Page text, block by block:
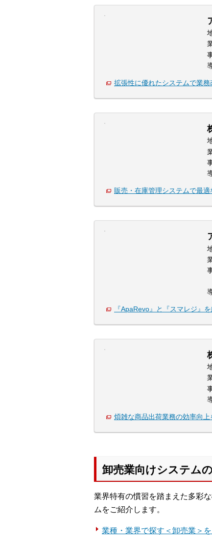
拡張性に優れたシステムで業務
販売・在庫管理システムで最
『ApaRevo』と『スマレジ』
煩雑な商品出荷業務の効率向上
卸売業向けシステム
業界特有の慣習を踏まえた多彩
ムをご紹介します。
業種・業界で探す＜卸売業＞